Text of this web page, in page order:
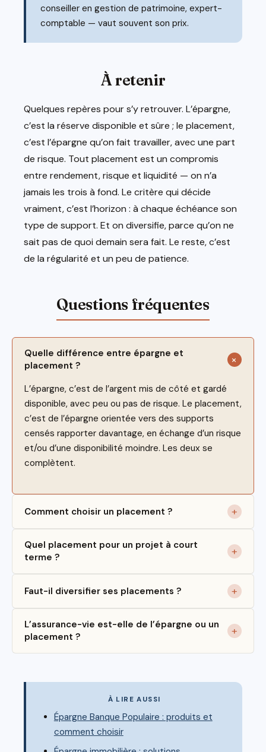
conseiller en gestion de patrimoine, expert-
comptable — vaut souvent son prix.
À retenir
Quelques repères pour s’y retrouver. L’épargne,
c’est la réserve disponible et sûre ; le placement,
c’est l’épargne qu’on fait travailler, avec une part
de risque. Tout placement est un compromis
entre rendement, risque et liquidité — on n’a
jamais les trois à fond. Le critère qui décide
vraiment, c’est l’horizon : à chaque échéance son
type de support. Et on diversifie, parce qu’on ne
sait pas de quoi demain sera fait. Le reste, c’est
de la régularité et un peu de patience.
Quelle différence entre épargne et
placement ?
L’épargne, c’est de l’argent mis de côté et gardé
disponible, avec peu ou pas de risque. Le placement,
c’est de l’épargne orientée vers des supports
censés rapporter davantage, en échange d’un risque
et/ou d’une disponibilité moindre. Les deux se
complètent.
Comment choisir un placement ?
Quel placement pour un projet à court
terme ?
Faut-il diversifier ses placements ?
L’assurance-vie est-elle de l’épargne ou un
placement ?
À LIRE AUSSI
Épargne Banque Populaire : produits et
comment choisir